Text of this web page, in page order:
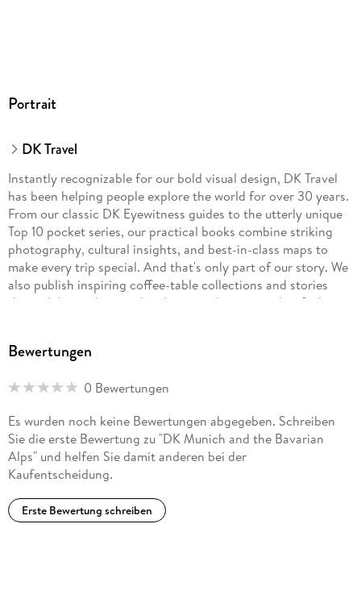
Portrait
DK Travel
Instantly recognizable for our bold visual design, DK Travel
has been helping people explore the world for over 30 years.
From our classic DK Eyewitness guides to the utterly unique
Top 10 pocket series, our practical books combine striking
photography, cultural insights, and best-in-class maps to
make every trip special. And that's only part of our story. We
also publish inspiring coffee-table collections and stories
that celebrate the people, places, and passions that fuel your
want to go.
Bewertungen
0 Bewertungen
Es wurden noch keine Bewertungen abgegeben. Schreiben
Sie die erste Bewertung zu "DK Munich and the Bavarian
Alps" und helfen Sie damit anderen bei der
Kaufentscheidung.
Erste Bewertung schreiben